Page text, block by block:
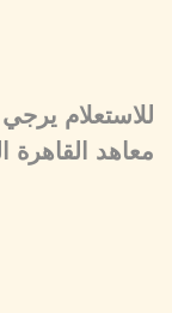
للاستعلام
معاهد القاهرة